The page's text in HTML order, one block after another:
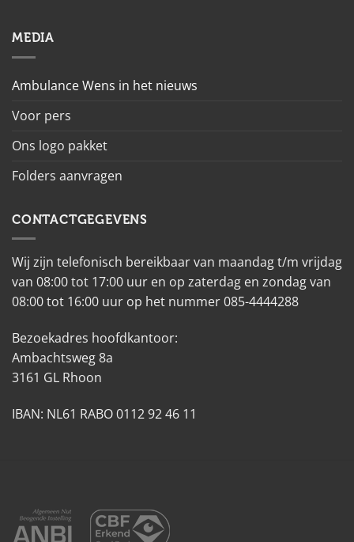
MEDIA
Ambulance Wens in het nieuws
Voor pers
Ons logo pakket
Folders aanvragen
CONTACTGEGEVENS
Wij zijn telefonisch bereikbaar van maandag t/m vrijdag
van 08:00 tot 17:00 uur en op zaterdag en zondag van
08:00 tot 16:00 uur op het nummer 085-4444288
Bezoekadres hoofdkantoor:
Ambachtsweg 8a
3161 GL Rhoon
IBAN: NL61 RABO 0112 92 46 11